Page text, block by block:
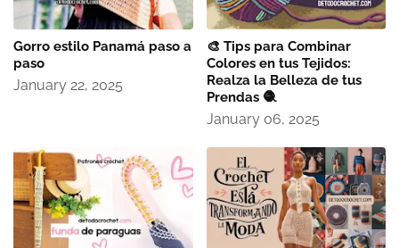
Gorro estilo Panamá paso a
paso
January 22, 2025
🎨 Tips para Combinar
Colores en tus Tejidos:
Realza la Belleza de tus
Prendas 🧶
January 06, 2025